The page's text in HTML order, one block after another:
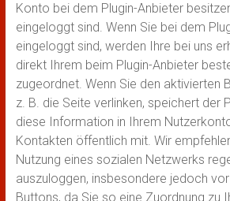
Konto bei dem Plugin-Anbieter
eingeloggt sind. Wenn Sie bei dem
eingeloggt sind, werden Ihre bei uns
direkt Ihrem beim Plugin-Anbieter
zugeordnet. Wenn Sie den aktivierten
z. B. die Seite verlinken, speichert der
diese Information in Ihrem
Kontakten öffentlich mit. Wir
Nutzung eines sozialen Netzwerks
auszuloggen, insbesondere jedoch
Buttons, da Sie so eine Zuordnung zu